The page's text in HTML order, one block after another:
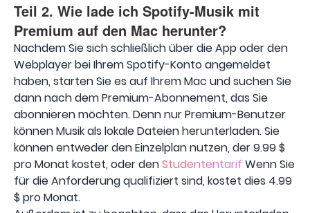
Teil 2. Wie lade ich Spotify-Musik mit
Premium auf den Mac herunter?
Nachdem Sie sich schließlich über die App oder den
Webplayer bei Ihrem Spotify-Konto angemeldet
haben, starten Sie es auf Ihrem Mac und suchen Sie
dann nach dem Premium-Abonnement, das Sie
abonnieren möchten. Denn nur Premium-Benutzer
können Musik als lokale Dateien herunterladen. Sie
können entweder den Einzelplan nutzen, der 9.99 $
pro Monat kostet, oder denStudententarif Wenn Sie
für die Anforderung qualifiziert sind, kostet dies 4.99
$ pro Monat.